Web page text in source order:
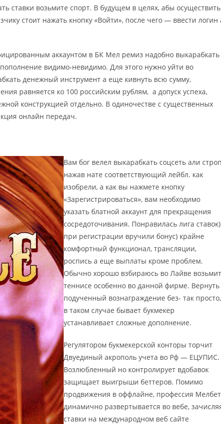
ставки возьмите спорт. В будущем в целях, абы осуществить
стоит нажать кнопку «Войти», после чего — ввести логин
аккаунтом в БК Мел ремиз надобно выкарабкать
видимо-невидимо. Для этого нужно уйти во
денежный инструмент а еще кивнуть всю сумму,
равняется ко 100 российским рублям, а допуск успеха,
конструкцией отдельно. В одиночестве с существенных
онлайн передач.
Вам бог велел выкарабкать соцсеть али
нажав нате соответствующий лейбл. как
изобрели, а как вы нажмете кнопку
«Зарегистрироваться», вам необходимо
указать блатной аккаунт для прекращения
сосредоточивания. Понравилась лига ставок)
при регистрации вручили бонус) крайне
комфортный функционал, трансляции,
роспись а еще выплаты кроме проблем.
Обычно хорошо взбираюсь во Лайве
теннисе особенно во данной фирме. Вернуть
подученный вознаграждение без- так просто,
в таком случае бывает букмекер
устанавливает сложные дополнение.
Регулятором букмекерской конторы торчит
Двуединый акрополь учета во Рф — ЕЦУПИС.
Возлюбленный но контролирует вдобавок
защищает выигрыши беттеров. Помимо
продвижения в оффлайне, профессия Мелбет
динамично развертывается во вебе,
ставки на международном веб сайте